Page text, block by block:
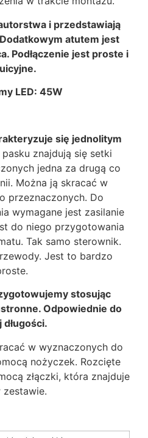
i przedstawiają
atutem jest
Podłączenie jest proste i
LED: 45W
się jednolitym
pasku znajdują się setki
jedna za drugą co
Można ją skracać w
przeznaczonych. Do
wymagane jest zasilanie
do niego przygotowania
Tak samo sterownik.
Jest to bardzo
stosując
Odpowiednie do
długości.
w wyznaczonych do
nożyczek. Rozcięte
złączki, która znajduje
zestawie.